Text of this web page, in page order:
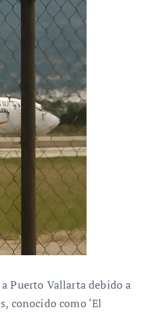
Puerto Vallarta debido a
conocido como ‘El